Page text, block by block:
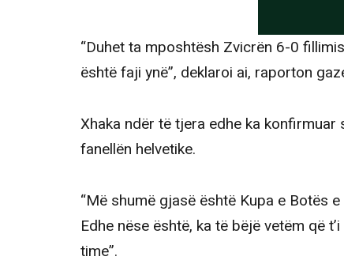
“Duhet ta mposhtësh Zvicrën 6-0
është faji ynë”, deklaroi ai, raporton
Xhaka ndër të tjera edhe ka
fanellën helvetike.
“Më shumë gjasë është Kupa e Botës
Edhe nëse është, ka të bëjë vetëm që
time”.